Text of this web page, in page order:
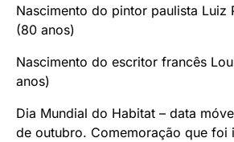
Nascimento do pintor paulista Luiz
(80 anos)
Nascimento do escritor francês
anos)
Dia Mundial do Habitat – data
de outubro. Comemoração que foi